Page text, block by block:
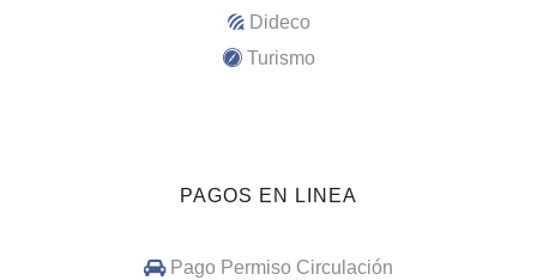
Dideco
Turismo
PAGOS EN LINEA
Pago Permiso Circulación